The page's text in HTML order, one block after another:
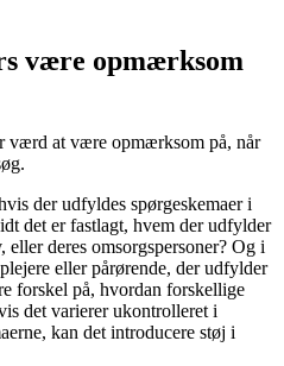
være opmærksom
værd at være opmærksom på, når
der udfyldes spørgeskemaer i
det er fastlagt, hvem der udfylder
eller deres omsorgspersoner? Og i
eller pårørende, der udfylder
forskel på, hvordan forskellige
det varierer ukontrolleret i
kan det introducere støj i